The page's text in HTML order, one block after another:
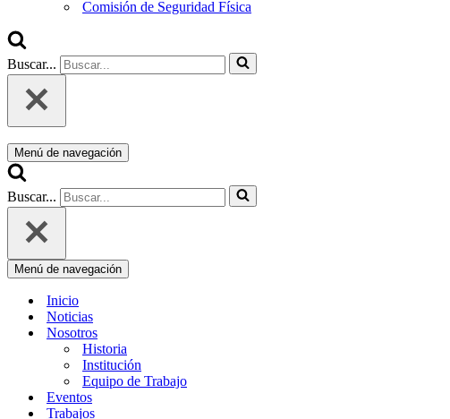
Comisión de Seguridad Física
Buscar...
Menú de navegación
Buscar...
Menú de navegación
Inicio
Noticias
Nosotros
Historia
Institución
Equipo de Trabajo
Eventos
Trabajos